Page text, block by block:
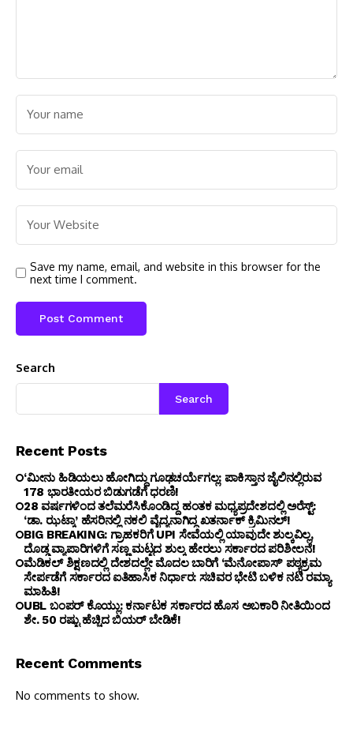
Save my name, email, and website in this browser for the
next time I comment.
Search
Search
Recent Posts
‘ಮೀನು ಹಿಡಿಯಲು ಹೋಗಿದ್ದು ಗೂಢಚರ್ಯೆಗಲ್ಲ: ಪಾಕಿಸ್ತಾನ ಜೈಲಿನಲ್ಲಿರುವ
178 ಭಾರತೀಯರ ಬಿಡುಗಡೆಗೆ ಧರಣಿ!
28 ವರ್ಷಗಳಿಂದ ತಲೆಮರೆಸಿಕೊಂಡಿದ್ದ ಹಂತಕ ಮಧ್ಯಪ್ರದೇಶದಲ್ಲಿ ಅರೆಸ್ಟ್:
‘ಡಾ. ಝಟ್ಕಾ’ ಹೆಸರಿನಲ್ಲಿ ನಕಲಿ ವೈದ್ಯನಾಗಿದ್ದ ಖತರ್ನಾಕ್ ಕ್ರಿಮಿನಲ್!
BIG BREAKING: ಗ್ರಾಹಕರಿಗೆ UPI ಸೇವೆಯಲ್ಲಿ ಯಾವುದೇ ಶುಲ್ಕವಿಲ್ಲ,
ದೊಡ್ಡ ವ್ಯಾಪಾರಿಗಳಿಗೆ ಸಣ್ಣ ಮಟ್ಟದ ಶುಲ್ಕ ಹೇರಲು ಸರ್ಕಾರದ ಪರಿಶೀಲನೆ!
ಮೆಡಿಕಲ್ ಶಿಕ್ಷಣದಲ್ಲಿ ದೇಶದಲ್ಲೇ ಮೊದಲ ಬಾರಿಗೆ ‘ಮೆನೋಪಾಸ್’ ಪಠ್ಯಕ್ರಮ
ಸೇರ್ಪಡೆಗೆ ಸರ್ಕಾರದ ಐತಿಹಾಸಿಕ ನಿರ್ಧಾರ: ಸಚಿವರ ಭೇಟಿ ಬಳಿಕ ನಟಿ ರಮ್ಯಾ
ಮಾಹಿತಿ!
UBL ಬಂಪರ್ ಕೊಯ್ಲು: ಕರ್ನಾಟಕ ಸರ್ಕಾರದ ಹೊಸ ಅಬಕಾರಿ ನೀತಿಯಿಂದ
ಶೇ. 50 ರಷ್ಟು ಹೆಚ್ಚಿದ ಬಿಯರ್ ಬೇಡಿಕೆ!
Recent Comments
No comments to show.